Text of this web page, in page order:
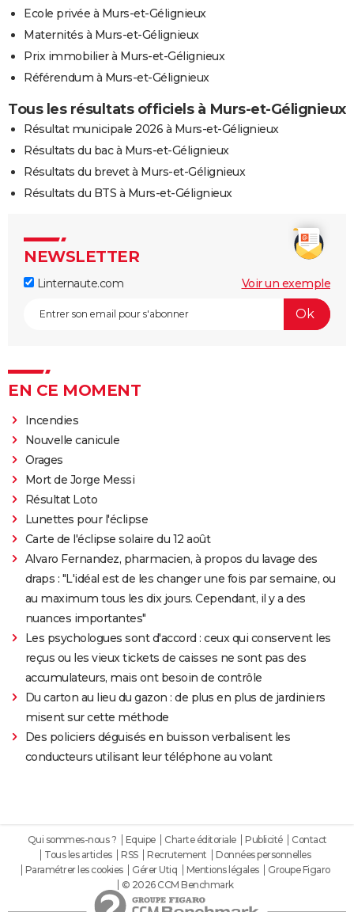
Ecole privée à Murs-et-Gélignieux
Maternités à Murs-et-Gélignieux
Prix immobilier à Murs-et-Gélignieux
Référendum à Murs-et-Gélignieux
Tous les résultats officiels à Murs-et-Gélignieux
Résultat municipale 2026 à Murs-et-Gélignieux
Résultats du bac à Murs-et-Gélignieux
Résultats du brevet à Murs-et-Gélignieux
Résultats du BTS à Murs-et-Gélignieux
NEWSLETTER
Linternaute.com Voir un exemple
EN CE MOMENT
Incendies
Nouvelle canicule
Orages
Mort de Jorge Messi
Résultat Loto
Lunettes pour l'éclipse
Carte de l'éclipse solaire du 12 août
Alvaro Fernandez, pharmacien, à propos du lavage des
draps : "L'idéal est de les changer une fois par semaine, ou
au maximum tous les dix jours. Cependant, il y a des
nuances importantes"
Les psychologues sont d'accord : ceux qui conservent les
reçus ou les vieux tickets de caisses ne sont pas des
accumulateurs, mais ont besoin de contrôle
Du carton au lieu du gazon : de plus en plus de jardiniers
misent sur cette méthode
Des policiers déguisés en buisson verbalisent les
conducteurs utilisant leur téléphone au volant
Qui sommes-nous ? Equipe Charte éditoriale Publicité
Contact
Tous les articles
RSS Recrutement
Données personnelles
Paramétrer les cookies
Gérer Utiq Mentions légales
Groupe Figaro
© 2026 CCM Benchmark